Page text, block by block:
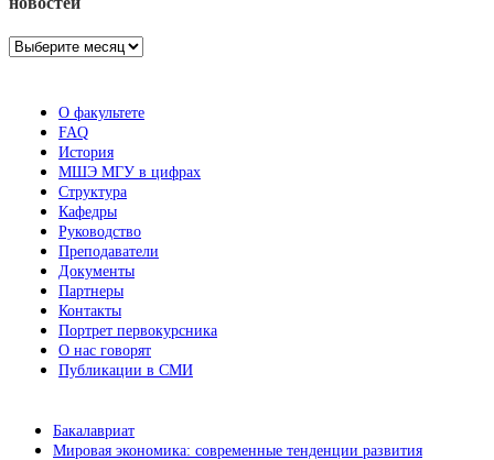
Архив
О факультете
FAQ
История
МШЭ МГУ в цифрах
Структура
Кафедры
Руководство
Преподаватели
Документы
Партнеры
Контакты
Портрет первокурсника
О нас говорят
Публикации в СМИ
Бакалавриат
Мировая экономика: современные тенденции развития